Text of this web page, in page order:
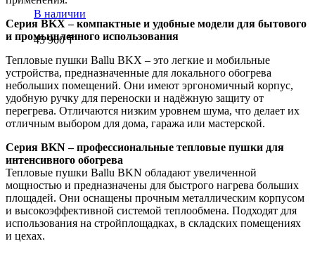
Серия BKX – компактные и удобные модели для бытового
и промышленного использования
Тепловые пушки Ballu BKX – это легкие и мобильные
устройства, предназначенные для локального обогрева
небольших помещений. Они имеют эргономичный корпус,
удобную ручку для переноски и надёжную защиту от
перегрева. Отличаются низким уровнем шума, что делает их
отличным выбором для дома, гаража или мастерской.
Серия BKN – профессиональные тепловые пушки для
интенсивного обогрева
Тепловые пушки Ballu BKN обладают увеличенной
мощностью и предназначены для быстрого нагрева больших
площадей. Они оснащены прочным металлическим корпусом
и высокоэффективной системой теплообмена. Подходят для
использования на стройплощадках, в складских помещениях
и цехах.
В наличии
45 900₸